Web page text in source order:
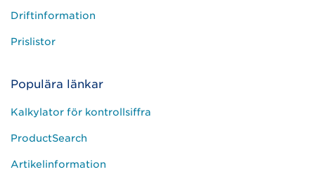
Driftinformation
Prislistor
Populära länkar
Kalkylator för kontrollsiffra
ProductSearch
Artikelinformation